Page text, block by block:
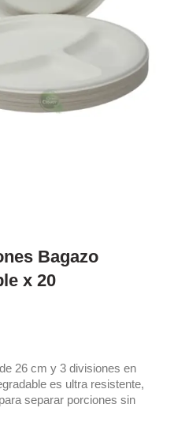
Bagazo
x 20
de 26 cm y 3 divisiones en
es ultra resistente,
separar porciones sin